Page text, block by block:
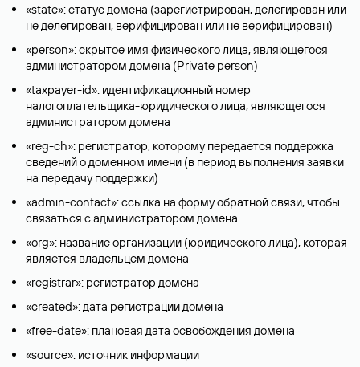
«state»: статус домена (зарегистрирован, делегирован или
не делегирован, верифицирован или не верифицирован)
«person»: скрытое имя физического лица, являющегося
администратором домена (Privatе person)
«taxpayer-id»: идентификационный номер
налогоплательщика-юридического лица, являющегося
администратором домена
«reg-ch»: регистратор, которому передается поддержка
сведений о доменном имени (в период выполнения заявки
на передачу поддержки)
«admin-contact»: ссылка на форму обратной связи, чтобы
связаться с администратором домена
«org»: название организации (юридического лица), которая
является владельцем домена
«registrar»: регистратор домена
«created»: дата регистрации домена
«free-date»: плановая дата освобождения домена
«source»: источник информации